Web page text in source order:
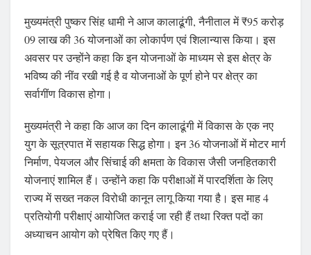
मुख्यमंत्री पुष्कर सिंह धामी ने आज कालाढूंगी, नैनीताल में ₹95 करोड़
09 लाख की 36 योजनाओं का लोकार्पण एवं शिलान्यास किया। इस
अवसर पर उन्होंने कहा कि इन योजनाओं के माध्यम से इस क्षेत्र के
भविष्य की नींव रखी गई है व योजनाओं के पूर्ण होने पर क्षेत्र का
सर्वागींण विकास होगा।
मुख्यमंत्री ने कहा कि आज का दिन कालाढूंगी में विकास के एक नए
युग के सूत्रपात में सहायक सिद्ध होगा। इन 36 योजनाओं में मोटर मार्ग
निर्माण, पेयजल और सिंचाई की क्षमता के विकास जैसी जनहितकारी
योजनाएं शामिल हैं। उन्होंने कहा कि परीक्षाओं में पारदर्शिता के लिए
राज्य में सख्त नकल विरोधी कानून लागू किया गया है। इस माह 4
प्रतियोगी परीक्षाएं आयोजित कराई जा रही हैं तथा रिक्त पदों का
अध्याचन आयोग को प्रेषित किए गए हैं।